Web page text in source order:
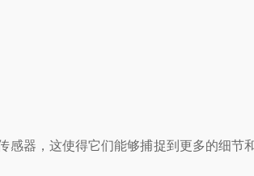
，这使得它们能够捕捉到更多的细节